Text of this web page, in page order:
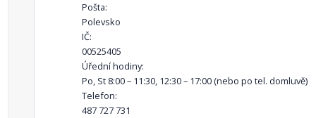
Pošta:
Polevsko
IČ:
00525405
Úřední hodiny:
Po, St 8:00 – 11:30, 12:30 – 17:00 (nebo po tel. domluvě)
Telefon:
487 727 731